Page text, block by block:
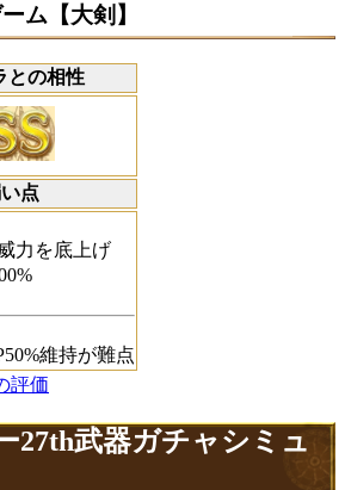
ム【大剣】
との相性
点
力を底上げ
維持が難点
評価
27th武器ガチャシミュ